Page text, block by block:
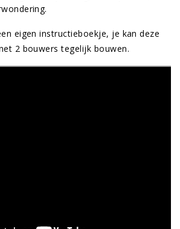
eigen instructieboekje, je kan deze
2 bouwers tegelijk bouwen.